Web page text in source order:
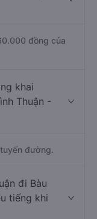
đồng của
khai
Thuận -
đường.
đi Bàu
tiếng khi